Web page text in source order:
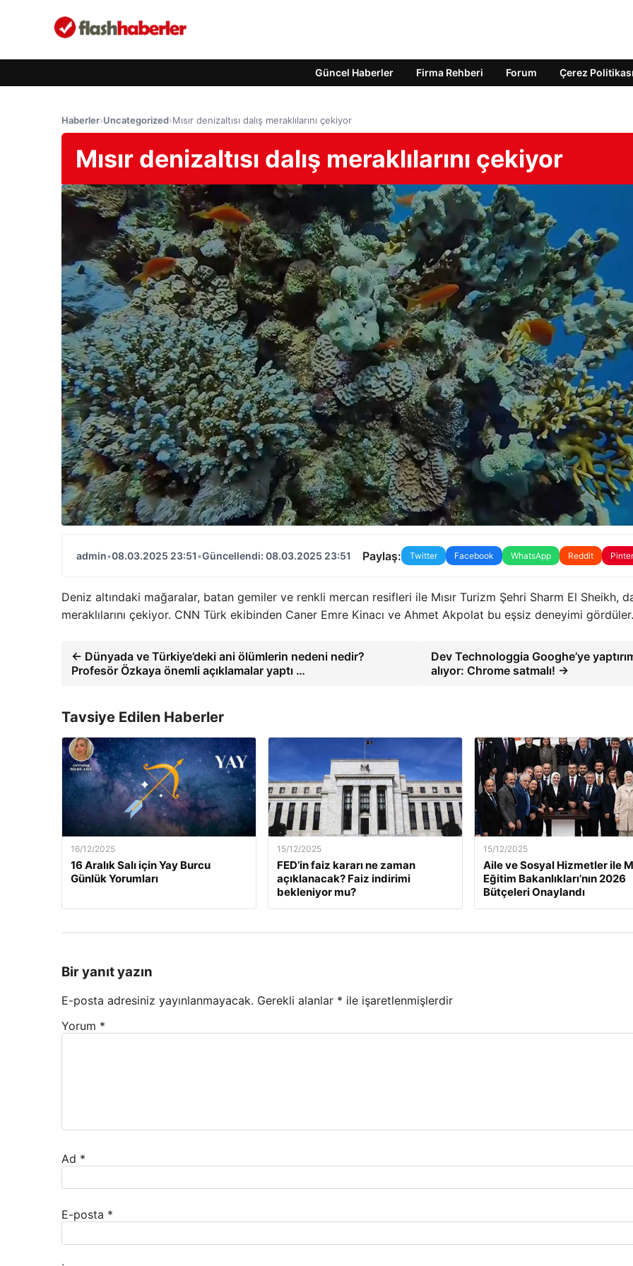
Güncel Haberler Firma Rehberi Forum Çerez Politikası
Haberler›Uncategorized›Mısır denizaltısı dalış meraklılarını çekiyor
Mısır denizaltısı dalış meraklılarını çekiyor
admin•08.03.2025 23:51•Güncellendi: 08.03.2025 23:51 Paylaş: Twitter Facebook WhatsApp Reddit
Deniz altındaki mağaralar, batan gemiler ve renkli mercan resifleri ile Mısır Turizm Şehri Sharm El Sheikh,
meraklılarını çekiyor. CNN Türk ekibinden Caner Emre Kinacı ve Ahmet Akpolat bu eşsiz deneyimi gördüler.
← Dünyada ve Türkiye’deki ani ölümlerin nedeni nedir?
Profesör Özkaya önemli açıklamalar yaptı …
Dev Technologgia Googhe’ye
alıyor: Chrome satmalı! →
Tavsiye Edilen Haberler
16/12/2025
16 Aralık Salı için Yay Burcu
Günlük Yorumları
15/12/2025
FED’in faiz kararı ne zaman
açıklanacak? Faiz indirimi
bekleniyor mu?
15/12/2025
Aile ve Sosyal Hizmetler ile
Eğitim Bakanlıkları’nın 2026
Bütçeleri Onaylandı
Bir yanıt yazın
E-posta adresiniz yayınlanmayacak. Gerekli alanlar * ile işaretlenmişlerdir
Yorum *
Ad *
E-posta *